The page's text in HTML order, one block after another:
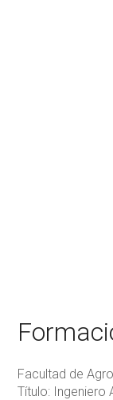
Facultad de
Título: Ingeniero